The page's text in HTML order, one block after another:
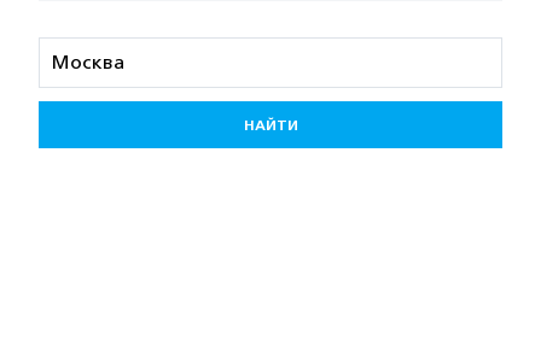
НАЙТИ